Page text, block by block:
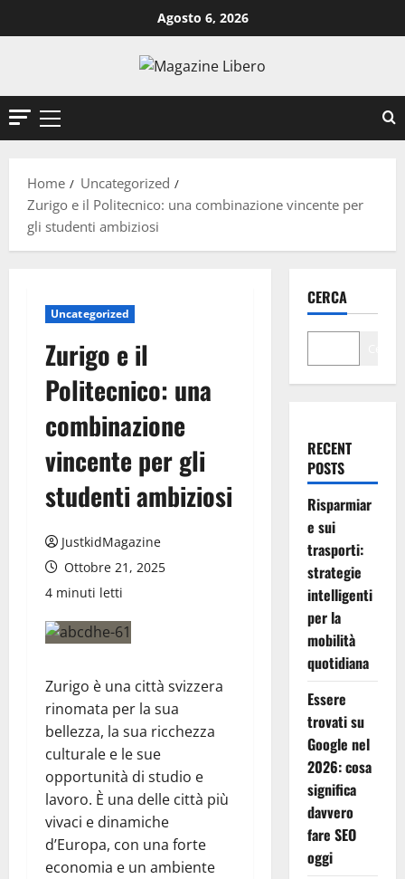
al
Agosto 6, 2026
Menu
Home
Uncategorized
Zurigo e il Politecnico: una combinazione vincente per
gli studenti ambiziosi
Uncategorized
Zurigo e il
Politecnico: una
combinazione
vincente per gli
studenti ambiziosi
JustkidMagazine
Ottobre 21, 2025
4 minuti letti
Zurigo è una città svizzera
rinomata per la sua
bellezza, la sua ricchezza
culturale e le sue
opportunità di studio e
lavoro. È una delle città più
vivaci e dinamiche
d’Europa, con una forte
economia e un ambiente
CERCA
RECENT
POSTS
Risparmiar
e sui
trasporti:
strategie
intelligenti
per la
mobilità
quotidiana
Essere
trovati su
Google nel
2026: cosa
significa
davvero
fare SEO
oggi